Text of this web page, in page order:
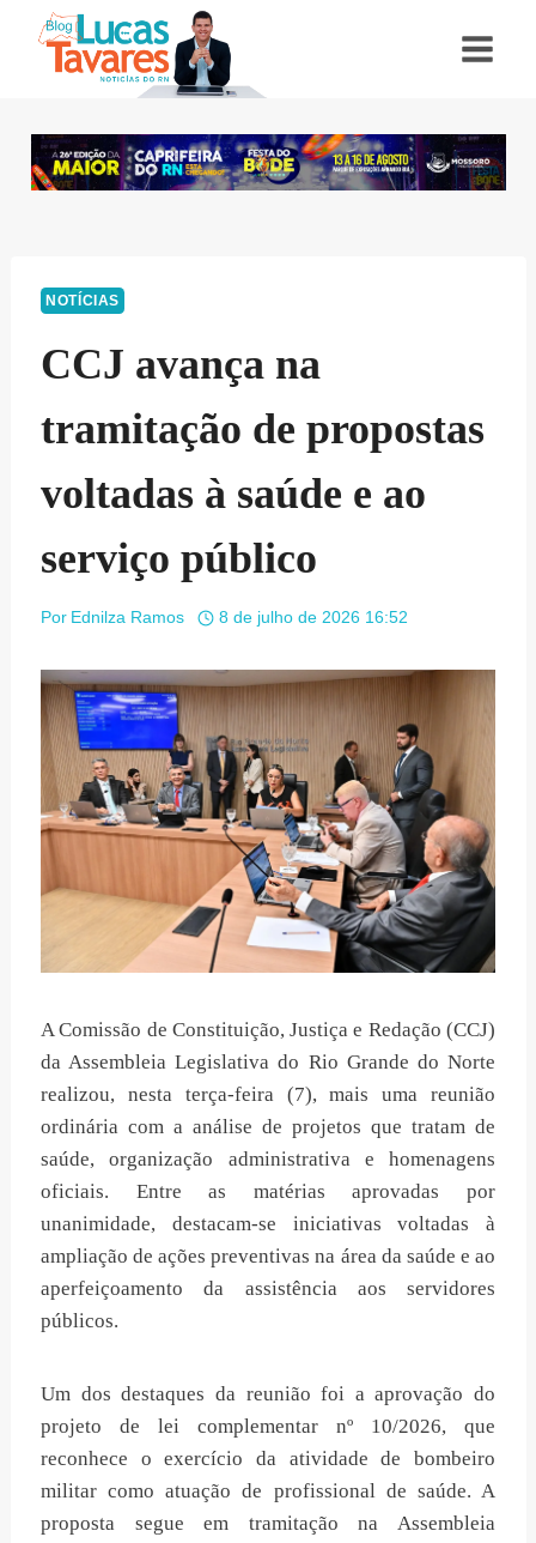
NOTÍCIAS
CCJ avança na
tramitação de propostas
voltadas à saúde e ao
serviço público
Por Ednilza Ramos 8 de julho de 2026 16:52
A Comissão de Constituição, Justiça e Redação (CCJ)
da Assembleia Legislativa do Rio Grande do Norte
realizou, nesta terça-feira (7), mais uma reunião
ordinária com a análise de projetos que tratam de
saúde, organização administrativa e homenagens
oficiais. Entre as matérias aprovadas por
unanimidade, destacam-se iniciativas voltadas à
ampliação de ações preventivas na área da saúde e ao
aperfeiçoamento da assistência aos servidores
públicos.
Um dos destaques da reunião foi a aprovação do
projeto de lei complementar nº 10/2026, que
reconhece o exercício da atividade de bombeiro
militar como atuação de profissional de saúde. A
proposta segue em tramitação na Assembleia